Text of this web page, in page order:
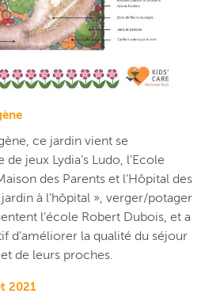
ce jardin vient se
jeux Lydia’s Ludo, l’Ecole
des Parents et l’Hôpital des
à l’hôpital », verger/potager
l’école Robert Dubois, et a
d’améliorer la qualité du séjour
de leurs proches.
2021